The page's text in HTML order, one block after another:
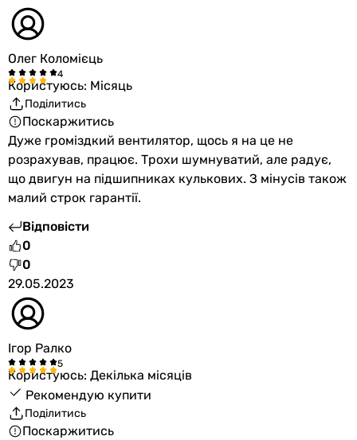
Характеристики, комплектація та фотографії Colibri Atoll 100
носять ознайомлювальний характер і можуть змінюватися
виробником без повідомлення. Магазин не несе
відповідальності за зміни, внесені виробником.
Олег Коломієць
Користуюсь: Місяць
Поділитись
Поскаржитись
Дуже громіздкий вентилятор, щось я на це не
розрахував, працює. Трохи шумнуватий, але радує,
що двигун на підшипниках кулькових. З мінусів також
малий строк гарантії.
Відповісти
0
0
29.05.2023
Ігор Ралко
Користуюсь: Декілька місяців
Рекомендую купити
Поділитись
Поскаржитись